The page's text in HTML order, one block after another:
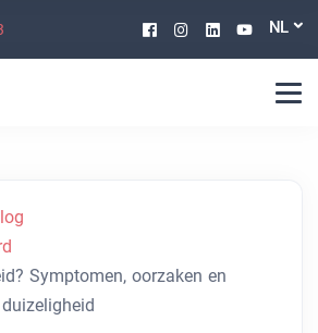
Facebook
Instagram
Linkedin
NL
Symptomen, oorzaken en